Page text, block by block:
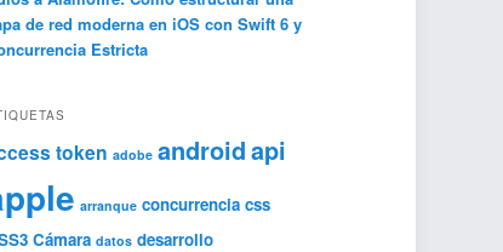
de red moderna en iOS con Swift 6 y
Estricta
token adobe androidapi
arranque concurrencia css
Cámara datos desarrollo